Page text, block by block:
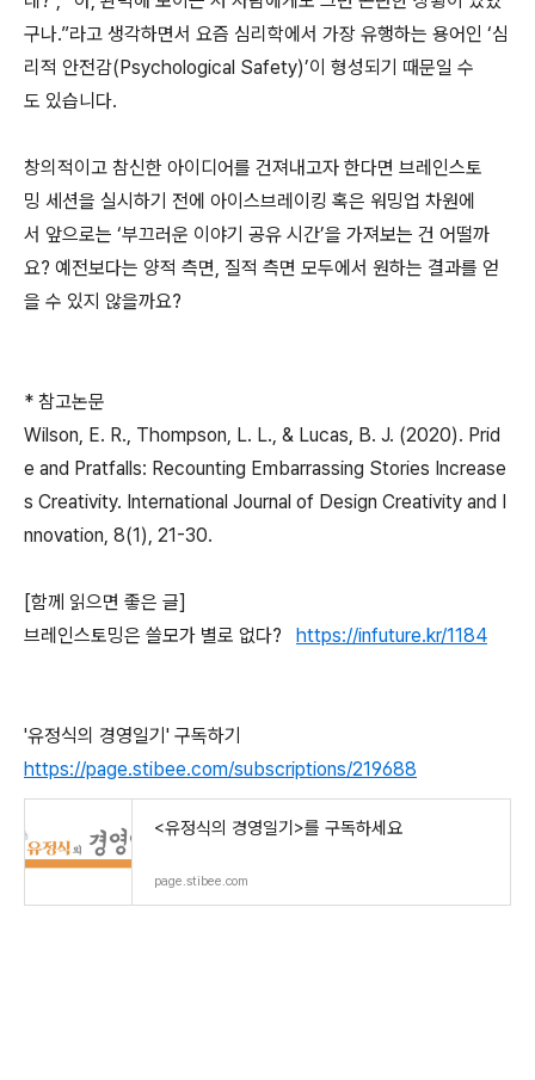
구나.”라고 생각하면서 요즘 심리학에서 가장 유행하는 용어인 ‘심
리적 안전감(Psychological Safety)’이 형성되기 때문일 수
도 있습니다.
창의적이고 참신한 아이디어를 건져내고자 한다면 브레인스토
밍 세션을 실시하기 전에 아이스브레이킹 혹은 워밍업 차원에
서 앞으로는 ‘부끄러운 이야기 공유 시간’을 가져보는 건 어떨까
요? 예전보다는 양적 측면, 질적 측면 모두에서 원하는 결과를 얻
을 수 있지 않을까요?
* 참고논문
Wilson, E. R., Thompson, L. L., & Lucas, B. J. (2020). Prid
e and Pratfalls: Recounting Embarrassing Stories Increase
s Creativity. International Journal of Design Creativity and I
nnovation, 8(1), 21-30.
[함께 읽으면 좋은 글]
브레인스토밍은 쓸모가 별로 없다? https://infuture.kr/1184
'유정식의 경영일기' 구독하기
https://page.stibee.com/subscriptions/219688
<유정식의 경영일기>를 구독하세요
page.stibee.com